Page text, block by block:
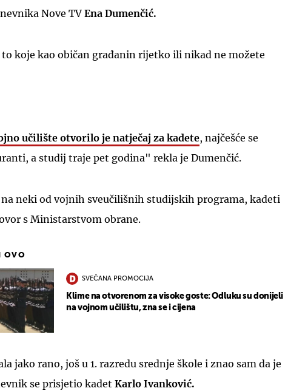
Nove TV Ena Dumenčić.
koje kao običan građanin rijetko ili nikad ne možete
učilište otvorilo je natječaj za kadete, najčešće se
a studij traje pet godina" rekla je Dumenčić.
neki od vojnih sveučilišnih studijskih programa, kadeti
s Ministarstvom obrane.
OVO
SVEČANA PROMOCIJA
Klime na otvorenom za visoke goste: Odluku su donijeli
na vojnom učilištu, zna se i cijena
jako rano, još u 1. razredu srednje škole i znao sam da je
se prisjetio kadet Karlo Ivanković.
UKLJUČITE NOTIFIKACIJE